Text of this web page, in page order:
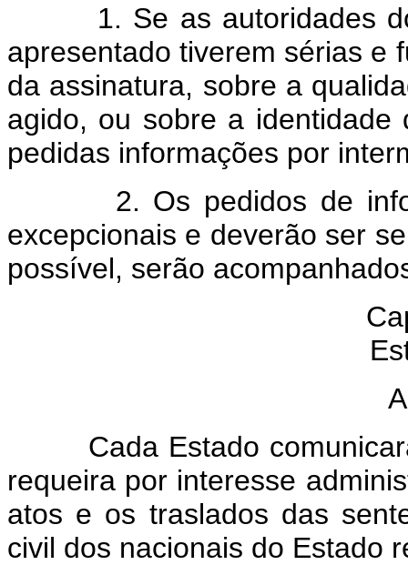
1. Se as autoridades do
apresentado tiverem sérias e
da assinatura, sobre a
agido, ou sobre a
pedidas informações por
2. Os pedidos de
excepcionais e deverão ser
possível, serão
Cada Estado
requeira por interesse
atos e os traslados das
civil dos nacionais do Estado